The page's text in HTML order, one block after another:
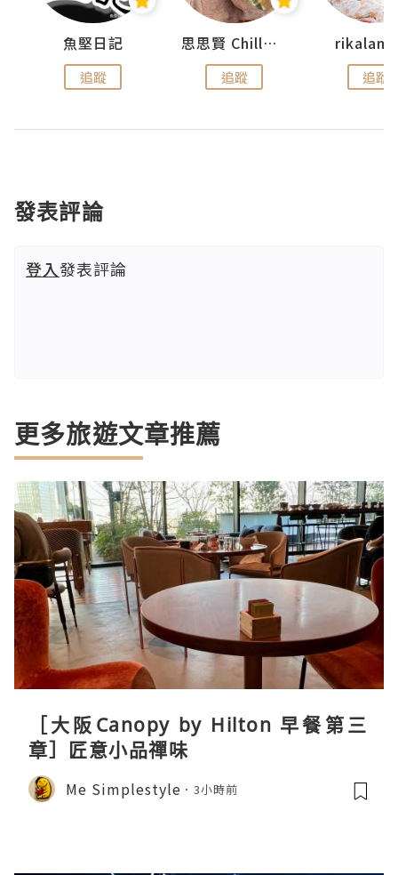
魚堅日記
追蹤
思思賢 ChillMyBabe
追蹤 追蹤
發表評論
登入發表評論
更多旅遊文章推薦
［大阪Canopy by Hilton 早餐第三
章］匠意小品禪味
Me Simplestyle 3小時前